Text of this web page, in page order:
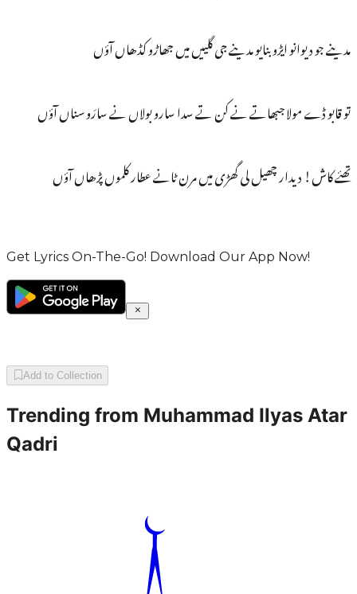
مدینے جو دیوانو ایڑو بنایو مدینے جی گلییں میں جھاڑو کڈھاں آؤں
تو قابو ڈے مولا جبھاتے نے کن تے سدا سارو بولاں نے سارَو سناں آؤں
تھئے کاش! دیدار چھیل لی گھڑی میں مرن ٹانے عطار کلموں پڑھاں آؤں
Get Lyrics On-The-Go! Download Our App Now!
Add to Collection
Trending from Muhammad Ilyas Atar
Qadri